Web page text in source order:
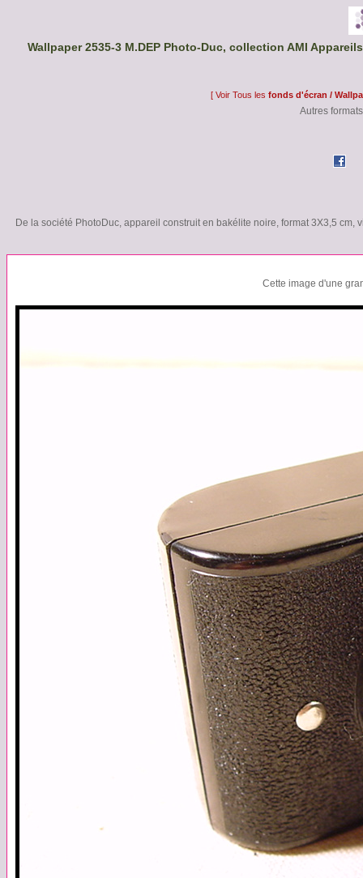
Wallpaper 2535-3 M.DEP Photo-Duc, collection AMI
[ Voir Tous les fonds d'écran /
Autres
De la société PhotoDuc, appareil construit en bakélite noire, format 3X3,5
Cette image d'une